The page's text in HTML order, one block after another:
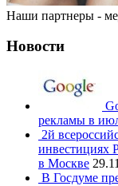
Наши партнеры -
Новости
рекламы в
2й
инвестициях
в Москве
В Госдуме